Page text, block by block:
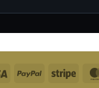
Visa "PayPal"Stripe